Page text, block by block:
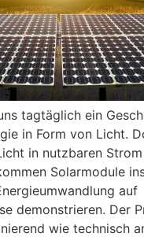
tagtäglich ein
in Form von Licht.
in nutzbaren
Solarmodule
auf
demonstrieren. Der
wie technisch